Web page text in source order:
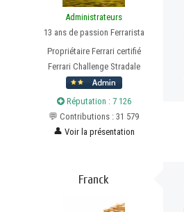
Administrateurs
13 ans de passion Ferrarista
Propriétaire Ferrari certifié
Ferrari Challenge Stradale
Réputation : 7 126
💬 Contributions : 31 579
👤 Voir la présentation
Franck